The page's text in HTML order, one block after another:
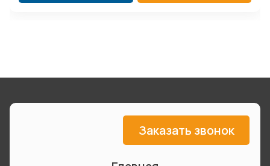
Заказать звонок